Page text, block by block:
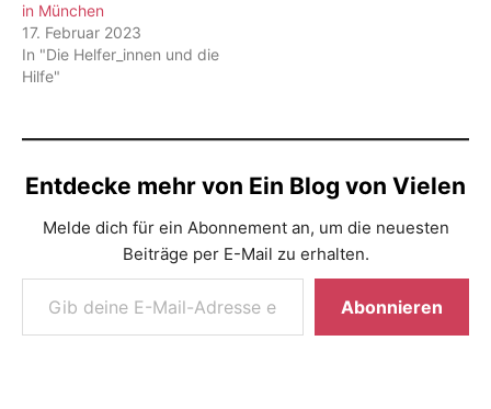
in München
17. Februar 2023
In "Die Helfer_innen und die
Hilfe"
Entdecke mehr von Ein Blog von Vielen
Melde dich für ein Abonnement an, um die neuesten
Beiträge per E-Mail zu erhalten.
Gib deine E-Mail-Adresse ein ...
Abonnieren